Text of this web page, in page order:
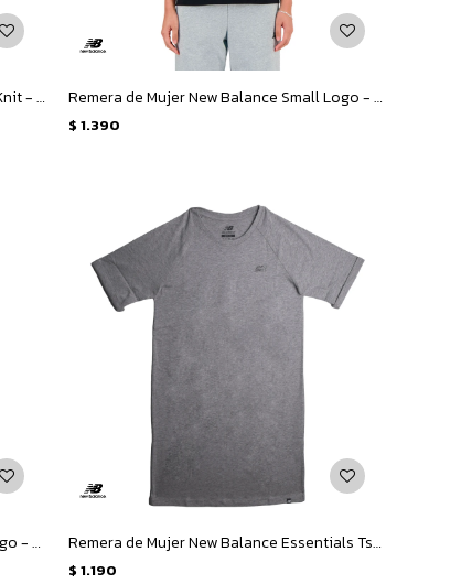
Remera de Mujer New Balance Se Poly Knit - Verde Claro Remera de Mujer New Balance Small Logo - Negro
$ 1.390
Remera de Mujer New Balance Small Logo - Beige Remera de Mujer New Balance Essentials Tshirt Dress - Gris
$ 1.190